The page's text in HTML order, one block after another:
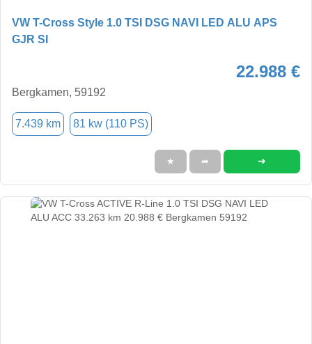
VW T-Cross Style 1.0 TSI DSG NAVI LED ALU APS
GJR SI
22.988 €
Bergkamen, 59192
7.439 km 81 kw (110 PS)
★ ➦ ➜